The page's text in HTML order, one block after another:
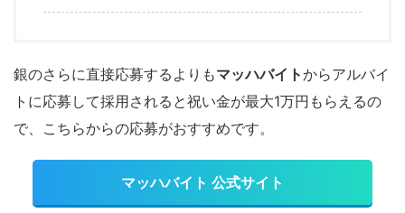
銀のさらに直接応募するよりもマッハバイトからアルバイ
トに応募して採用されると祝い金が最大1万円もらえるの
で、こちらからの応募がおすすめです。
マッハバイト 公式サイト